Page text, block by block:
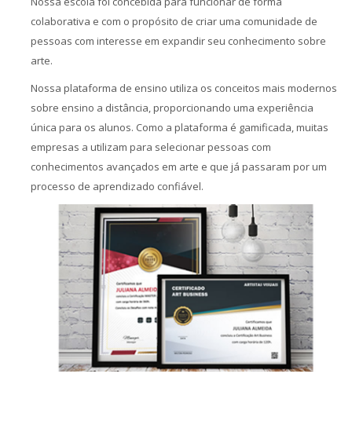
colaborativa e com o propósito de criar uma comunidade de
pessoas com interesse em expandir seu conhecimento sobre
arte.
Nossa plataforma de ensino utiliza os conceitos mais modernos
sobre ensino a distância, proporcionando uma experiência
única para os alunos. Como a plataforma é gamificada, muitas
empresas a utilizam para selecionar pessoas com
conhecimentos avançados em arte e que já passaram por um
processo de aprendizado confiável.